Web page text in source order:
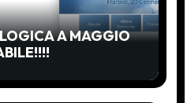
A MAGGIO